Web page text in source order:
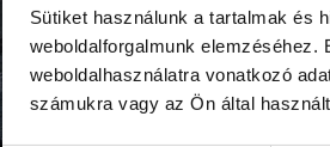
Sütiket használunk a tartalmak és
weboldalforgalmunk
weboldalhasználatra vonatkozó
számukra vagy az Ön által